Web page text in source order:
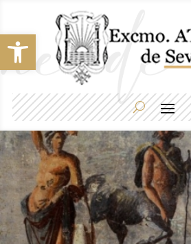
Abrir barra de herramientas